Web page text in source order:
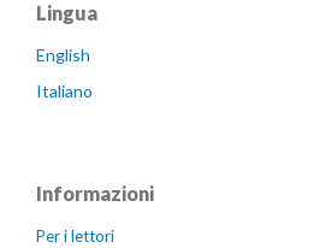
Lingua
English
Italiano
Informazioni
Per i lettori